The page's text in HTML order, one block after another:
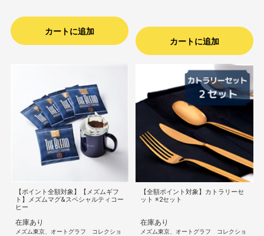
カートに追加
カートに追加
【ポイント全額対象】【メズムギフ
ト】メズムマグ&スペシャルティコー
ヒー
在庫あり
メズム東京、オートグラフ コレクショ
【全額ポイント対象】カトラリーセ
ット ※2セット
在庫あり
メズム東京、オートグラフ コレクショ